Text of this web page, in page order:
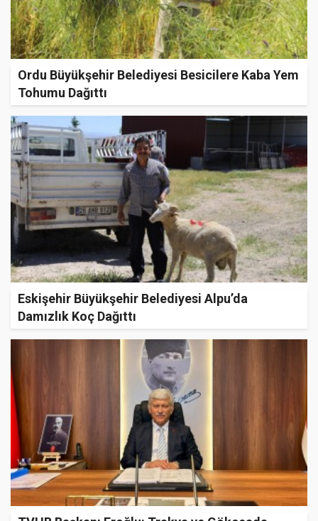
Ordu Büyükşehir Belediyesi Besicilere Kaba Yem
Tohumu Dağıttı
Eskişehir Büyükşehir Belediyesi Alpu’da
Damızlık Koç Dağıttı